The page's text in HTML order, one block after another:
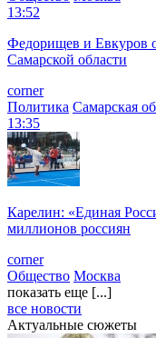
13:52
Федорищев и Евкуров
Самарской области
corner
Политика Самарская
13:35
Карелин: «Единая
миллионов россиян
corner
Общество Москва
показать еще [...]
все новости
Актуальные сюжеты